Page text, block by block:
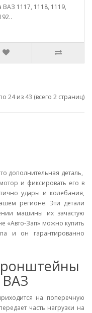
1117, 1118, 1119,
24 из 43 (всего 2 страниц)
дополнительная деталь,
и фиксировать его в
удары и колебания,
регионе. Эти детали
машины их зачастую
«Авто-Зап» можно купить
и он гарантированно
ВАЗ
на поперечную
часть нагрузки на